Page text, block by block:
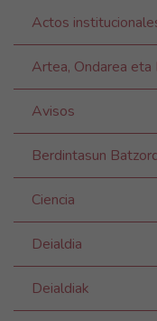
Actos
Artea, Ondarea eta
Avisos
Berdintasun
Ciencia
Deialdia
Deialdiak